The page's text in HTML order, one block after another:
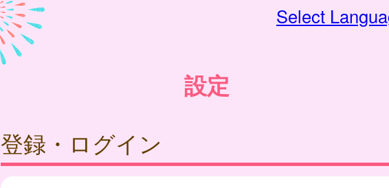
Select
設定
登録・ログイン